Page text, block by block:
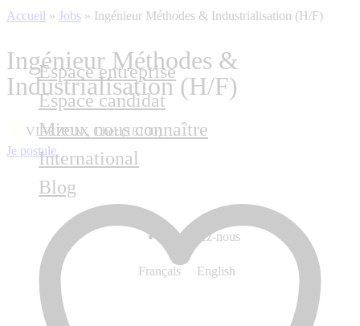
Espace entreprise
Espace candidat
Mieux nous connaître
International
Blog
Contactez-nous
Français English
Accueil » Jobs » Ingénieur Méthodes & Industrialisation (H/F)
Ingénieur Méthodes &
Industrialisation (H/F)
VIERZON , Cher (18100)
Je postule